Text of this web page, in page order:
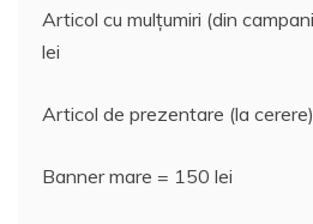
Articol cu mulțumiri (din
lei
Articol de prezentare (la
Banner mare = 150 lei